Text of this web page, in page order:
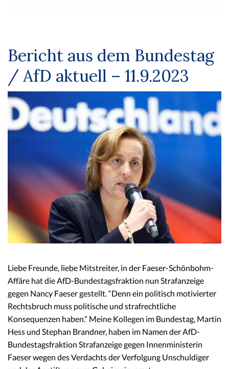
Bericht aus dem Bundestag
/ AfD aktuell – 11.9.2023
Liebe Freunde, liebe Mitstreiter, in der Faeser-Schönbohm-
Affäre hat die AfD-Bundestagsfraktion nun Strafanzeige
gegen Nancy Faeser gestellt. “Denn ein politisch motivierter
Rechtsbruch muss politische und strafrechtliche
Konsequenzen haben.” Meine Kollegen im Bundestag, Martin
Hess und Stephan Brandner, haben im Namen der AfD-
Bundestagsfraktion Strafanzeige gegen Innenministerin
Faeser wegen des Verdachts der Verfolgung Unschuldiger